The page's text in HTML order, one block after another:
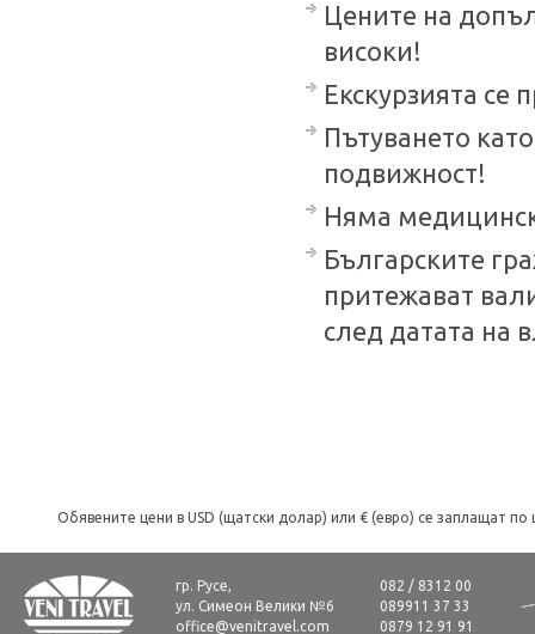
Цените на
високи!
Екскурзията
Пътуването
подвижност!
Няма
Българските
притежават
след датата на
Обявените цени в USD (щатски долар) или € (евро) се заплащат
гр. Русе,
ул. Симеон Велики №6
office@venitravel.com
082 / 8312 00
089911 37 33
0879 12 91 91